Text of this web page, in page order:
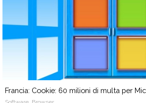
Francia: Cookie: 60 milioni di multa per